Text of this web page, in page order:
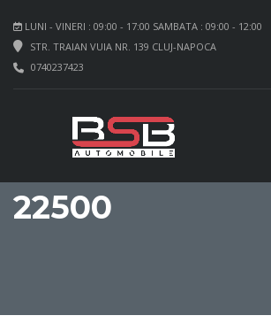
LUNI - VINERI : 09:00 - 17:00 SAMBATA : 09:00 - 12:00
STR. TRAIAN VUIA NR. 139 CLUJ-NAPOCA
0740237423
22500